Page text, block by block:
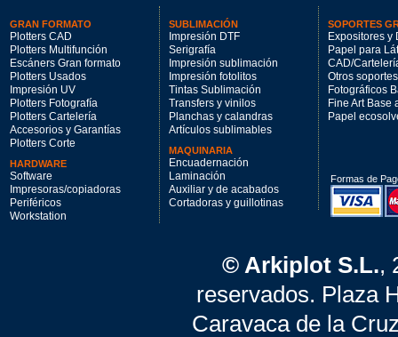
GRAN FORMATO
Plotters CAD
Plotters Multifunción
Escáners Gran formato
Plotters Usados
Impresión UV
Plotters Fotografía
Plotters Cartelería
Accesorios y Garantías
Plotters Corte
HARDWARE
Software
Impresoras/copiadoras
Periféricos
Workstation
SUBLIMACIÓN
Impresión DTF
Serigrafía
Impresión sublimación
Impresión fotolitos
Tintas Sublimación
Transfers y vinilos
Planchas y calandras
Artículos sublimables
MAQUINARIA
Encuadernación
Laminación
Auxiliar y de acabados
Cortadoras y guillotinas
SOPORTES
Expositores y
Papel para
CAD/
Otros soportes
Fotográficos
Fine Art Base
Papel
Formas de
© Arkiplot S.L.,
reservados. Plaza
Caravaca de la